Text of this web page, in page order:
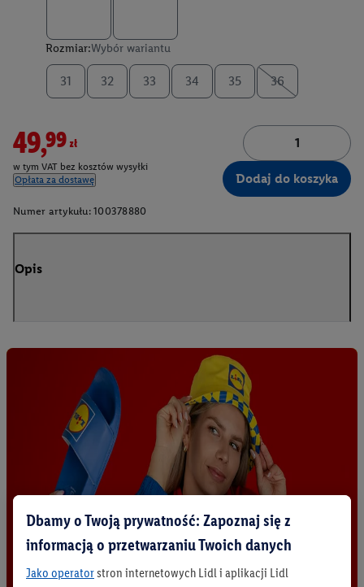
Rozmiar:Wybór wariantu
31 32 33 34 35 36
49,99zł
w tym VAT bez kosztów wysyłki
Opłata za dostawę
Dodaj do koszyka
Numer artykułu: 100378880
Opis
Dbamy o Twoją prywatność: Zapoznaj się z
informacją o przetwarzaniu Twoich danych
Jako operatorstron internetowych Lidl i aplikacji Lidl